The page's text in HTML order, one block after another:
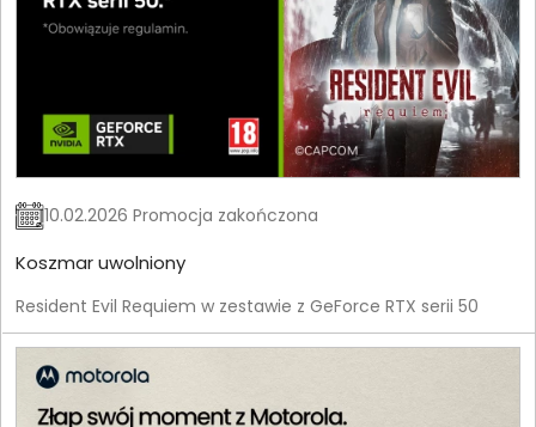
10.02.2026 Promocja zakończona
Koszmar uwolniony
Resident Evil Requiem w zestawie z GeForce RTX serii 50